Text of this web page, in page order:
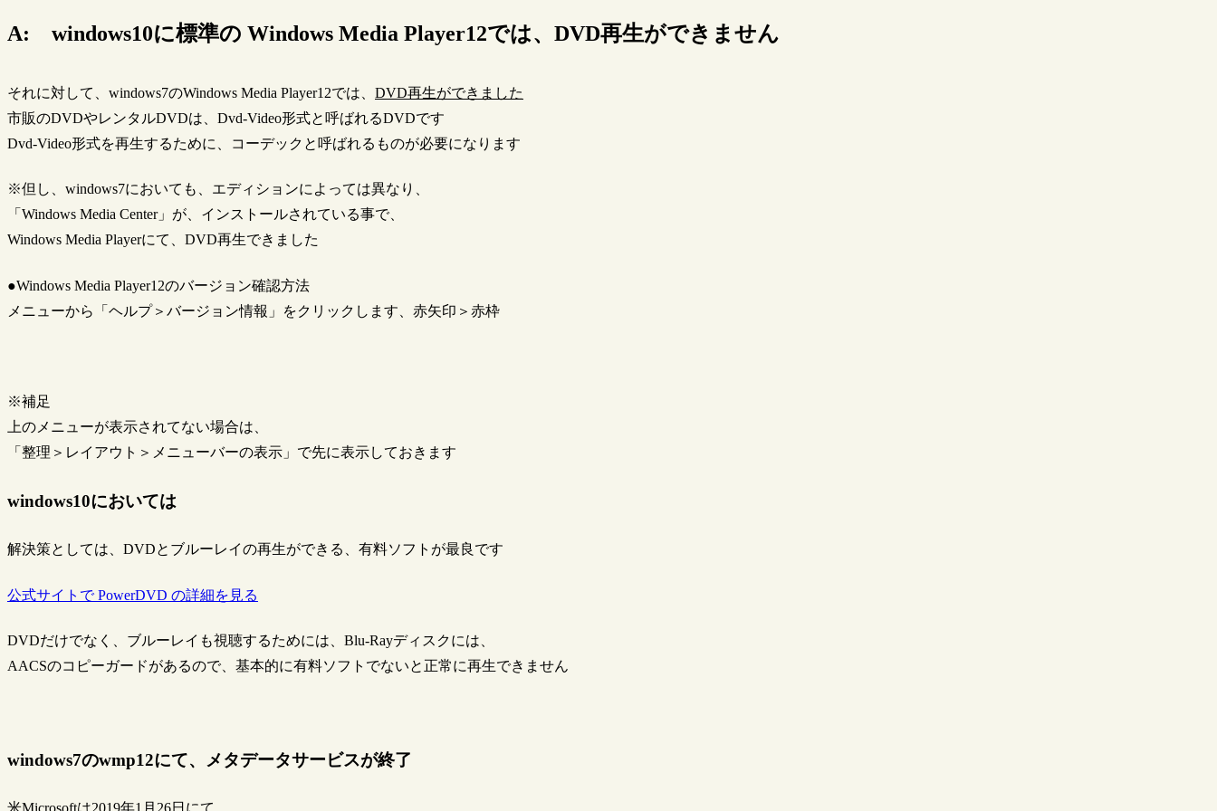
A: windows10に標準の Windows Media Player12では、DVD再生ができません
それに対して、windows7のWindows Media Player12では、 DVD再生ができました
市販のDVDやレンタルDVDは、Dvd-Video形式と呼ばれるDVDです
Dvd-Video形式を再生するために、コーデックと呼ばれるものが必要になります
※但し、windows7においても、エディションによっては異なり、
「Windows Media Center」が、インストールされている事で、
Windows Media Playerにて、DVD再生できました
●Windows Media Player12のバージョン確認方法
メニューから「ヘルプ＞バージョン情報」をクリックします、赤矢印＞赤枠
※補足
上のメニューが表示されてない場合は、
「整理＞レイアウト＞メニューバーの表示」で先に表示しておきます
windows10においては
解決策としては、DVDとブルーレイの再生ができる、有料ソフトが最良です
公式サイトで PowerDVD の詳細を見る
DVDだけでなく、ブルーレイも視聴するためには、Blu-Rayディスクには、
AACSのコピーガードがあるので、基本的に有料ソフトでないと正常に再生できません
windows7のwmp12にて、メタデータサービスが終了